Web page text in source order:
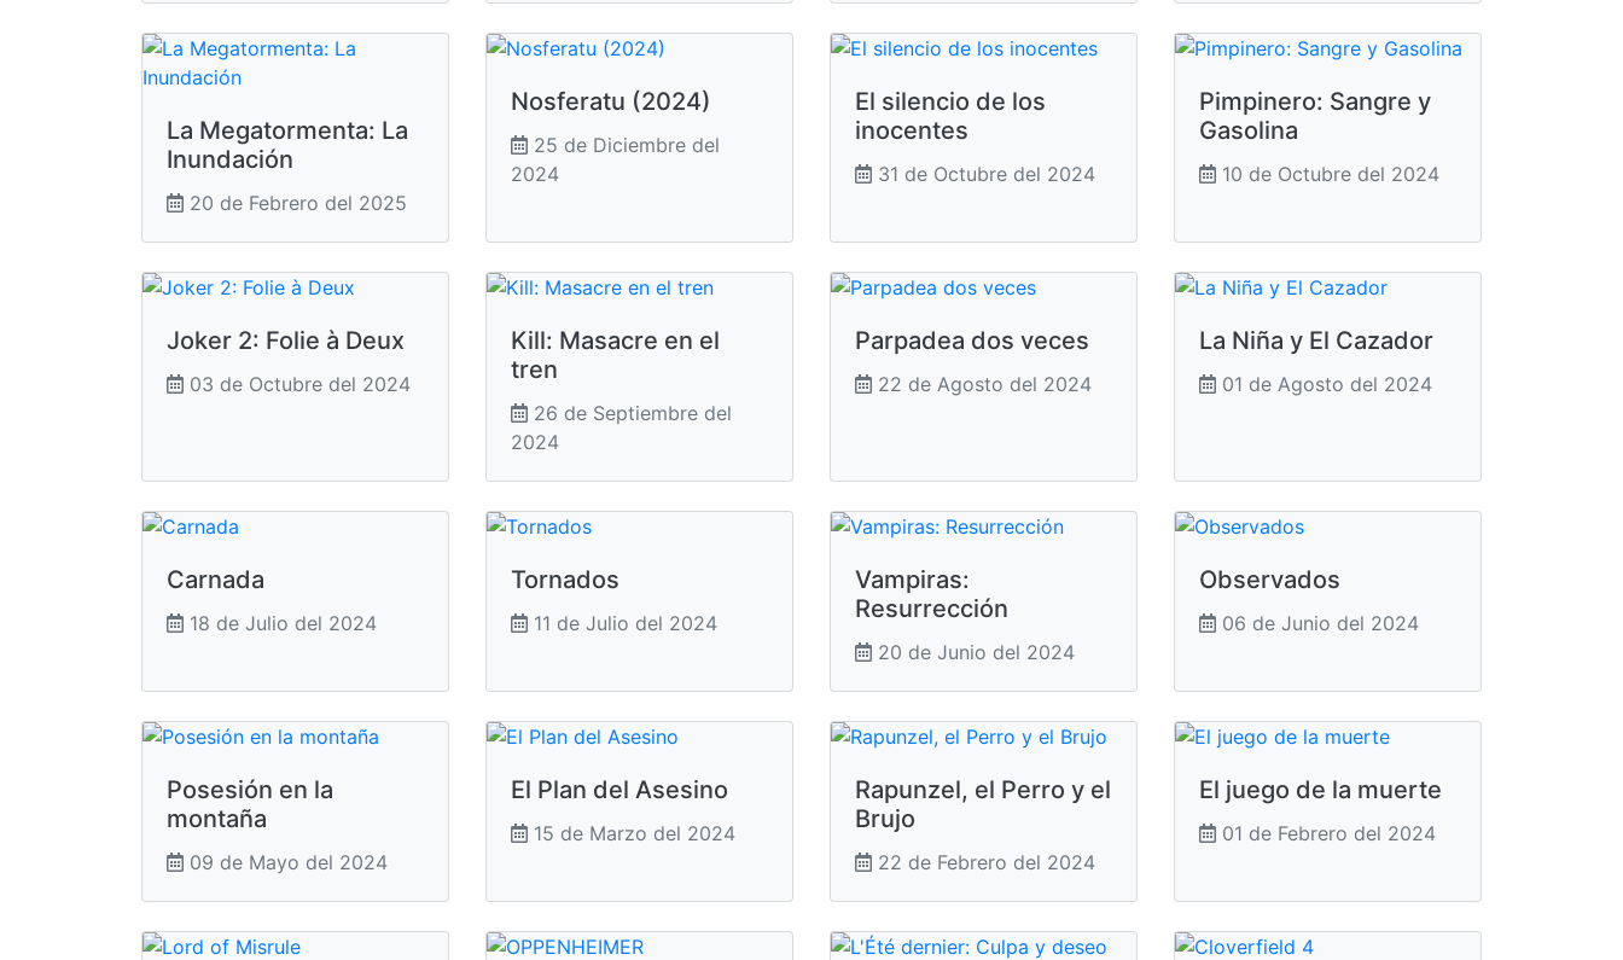
La Megatormenta: La
Inundación
20 de Febrero del 2025
Nosferatu (2024)
25 de Diciembre del
2024
El silencio de los
inocentes
31 de Octubre del 2024
Pimpinero: Sangre y
Gasolina
10 de Octubre del 2024
Joker 2: Folie à Deux
03 de Octubre del 2024
Kill: Masacre en el
tren
26 de Septiembre del
2024
Parpadea dos veces
22 de Agosto del 2024
La Niña y El Cazador
01 de Agosto del 2024
Carnada
18 de Julio del 2024
Tornados
11 de Julio del 2024
Vampiras:
Resurrección
20 de Junio del 2024
Observados
06 de Junio del 2024
Posesión en la
montaña
09 de Mayo del 2024
El Plan del Asesino
15 de Marzo del 2024
Rapunzel, el Perro y el
Brujo
22 de Febrero del 2024
El juego de la muerte
01 de Febrero del 2024